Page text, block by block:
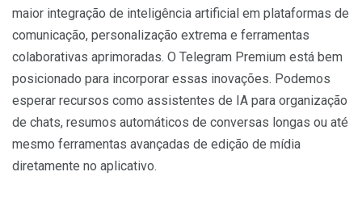
maior integração de inteligência artificial em plataformas de
comunicação, personalização extrema e ferramentas
colaborativas aprimoradas. O Telegram Premium está bem
posicionado para incorporar essas inovações. Podemos
esperar recursos como assistentes de IA para organização
de chats, resumos automáticos de conversas longas ou até
mesmo ferramentas avançadas de edição de mídia
diretamente no aplicativo.